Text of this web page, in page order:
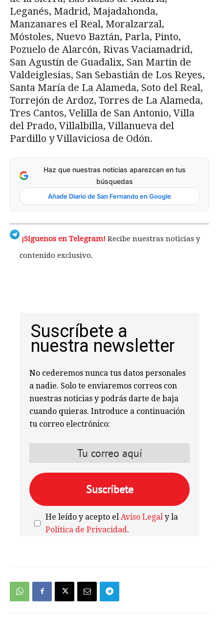
Leganés, Madrid, Majadahonda,
Manzanares el Real, Moralzarzal,
Móstoles, Nuevo Baztán, Parla, Pinto,
Pozuelo de Alarcón, Rivas Vaciamadrid,
San Agustín de Guadalix, San Martin de
Valdeiglesias, San Sebastián de Los Reyes,
Santa María de La Alameda, Soto del Real,
Torrejón de Ardoz, Torres de La Alameda,
Tres Cantos, Velilla de San Antonio, Villa
del Prado, Villalbilla, Villanueva del
Pardillo y Villaviciosa de Odón.
Haz que nuestras noticias aparezcan en tus
búsquedas
Añade Diario de San Fernando en Google
¡Síguenos en Telegram! Recibe nuestras noticias y
contenido exclusivo.
Suscríbete a
nuestra newsletter
No cederemos nunca tus datos personales
a nadie. Solo te enviaremos correos con
nuestras noticias y podrás darte de baja
cuando quieras. Introduce a continuación
tu correo electrónico:
He leído y acepto el Aviso Legal y la
Política de Privacidad.